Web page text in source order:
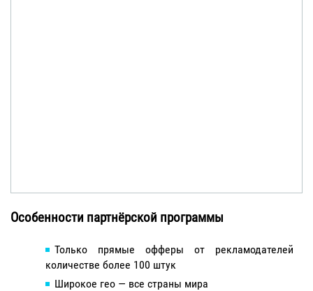
Особенности партнёрской программы
Только прямые офферы от рекламодателей в
количестве более 100 штук
Широкое гео — все страны мира